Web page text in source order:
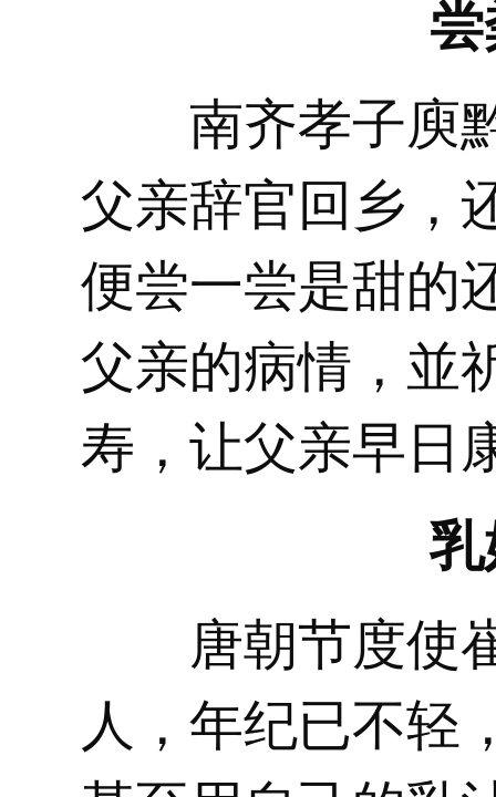
南齐孝子庾黔
父亲辞官回乡，
便尝一尝是甜的
父亲的病情，並
寿，让父亲早日
乳
唐朝节度使崔
人，年纪已不轻